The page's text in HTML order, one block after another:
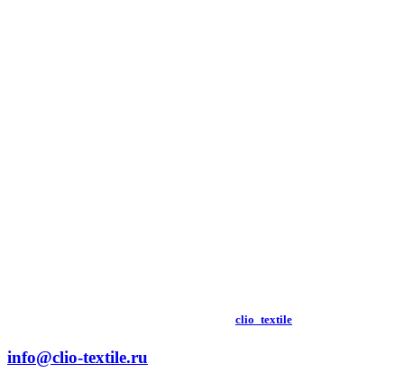
clio_textile
info@clio-textile.ru